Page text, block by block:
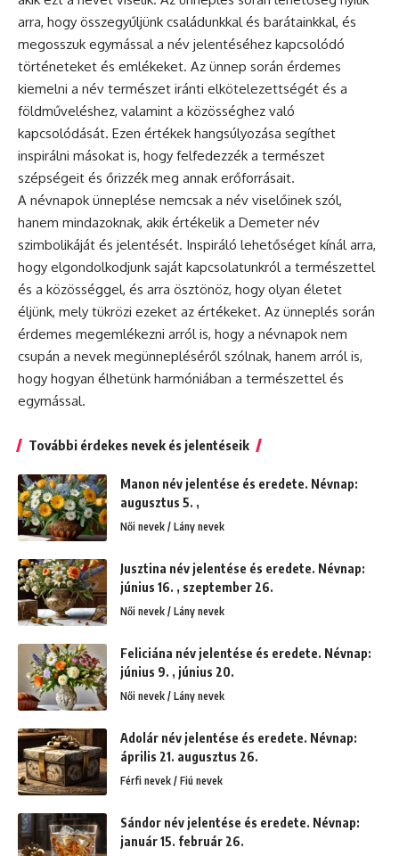
arra, hogy összegyűljünk családunkkal és barátainkkal, és
megosszuk egymással a név jelentéséhez kapcsolódó
történeteket és emlékeket. Az ünnep során érdemes
kiemelni a név természet iránti elkötelezettségét és a
földműveléshez, valamint a közösséghez való
kapcsolódását. Ezen értékek hangsúlyozása segíthet
inspirálni másokat is, hogy felfedezzék a természet
szépségeit és őrizzék meg annak erőforrásait.
A névnapok ünneplése nemcsak a név viselőinek szól,
hanem mindazoknak, akik értékelik a Demeter név
szimbolikáját és jelentését. Inspiráló lehetőséget kínál arra,
hogy elgondolkodjunk saját kapcsolatunkról a természettel
és a közösséggel, és arra ösztönöz, hogy olyan életet
éljünk, mely tükrözi ezeket az értékeket. Az ünneplés során
érdemes megemlékezni arról is, hogy a névnapok nem
csupán a nevek megünnepléséről szólnak, hanem arról is,
hogy hogyan élhetünk harmóniában a természettel és
egymással.
További érdekes nevek és jelentéseik
Manon név jelentése és eredete. Névnap:
augusztus 5. ,
Női nevek / Lány nevek
Jusztina név jelentése és eredete. Névnap:
június 16. , szeptember 26.
Női nevek / Lány nevek
Feliciána név jelentése és eredete. Névnap:
június 9. , június 20.
Női nevek / Lány nevek
Adolár név jelentése és eredete. Névnap:
április 21. augusztus 26.
Férfi nevek / Fiú nevek
Sándor név jelentése és eredete. Névnap:
január 15. február 26.